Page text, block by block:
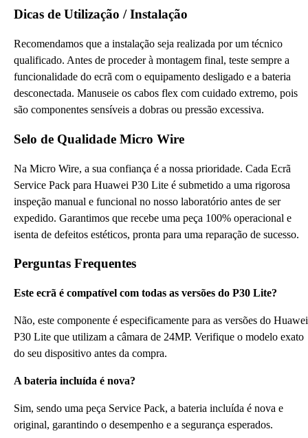
Dicas de Utilização / Instalação
Recomendamos que a instalação seja realizada por um técnico
qualificado. Antes de proceder à montagem final, teste sempre a
funcionalidade do ecrã com o equipamento desligado e a bateria
desconectada. Manuseie os cabos flex com cuidado extremo, pois
são componentes sensíveis a dobras ou pressão excessiva.
Selo de Qualidade Micro Wire
Na Micro Wire, a sua confiança é a nossa prioridade. Cada Ecrã
Service Pack para Huawei P30 Lite é submetido a uma rigorosa
inspeção manual e funcional no nosso laboratório antes de ser
expedido. Garantimos que recebe uma peça 100% operacional e
isenta de defeitos estéticos, pronta para uma reparação de sucesso.
Perguntas Frequentes
Este ecrã é compatível com todas as versões do P30 Lite?
Não, este componente é especificamente para as versões do Huawei
P30 Lite que utilizam a câmara de 24MP. Verifique o modelo exato
do seu dispositivo antes da compra.
A bateria incluída é nova?
Sim, sendo uma peça Service Pack, a bateria incluída é nova e
original, garantindo o desempenho e a segurança esperados.